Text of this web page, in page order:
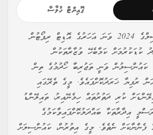
ޕޮއިންޓް ޚުލާސާ
ގދ. އަތޮޅު ކައުންސިލްގެ 2024 ވަނަ އަހަރުގެ އޮޑިޓް ރިޕޯޓުން
ކުޑަކުރުމަށް ކަމާބެހޭ ވުޒާރާތަކުން
ކައުންސިލުން ވަނީ ތަޖުރިބާ ހޯދުމުގެ ތިން
1.9 މިލިއަން ރުފިޔާ ޚަރަދުކޮށްފައެވެ. މީގެ ތެރޭގައި
ކުރި ދަތުރުތައް ހިމެނޭއިރު، ތައިލޭންޑު
އިދާރާތަކާ ބައްދަލުކޮށްފައިވާކަމުގެ
ފެންނާކަށް ނެތެވެ. މީގެ އިތުރުން، ކައުންސިލަށް